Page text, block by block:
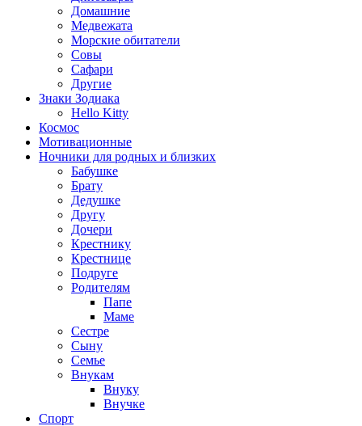
Домашние
Медвежата
Морские обитатели
Совы
Сафари
Другие
Знаки Зодиака
Hello Kitty
Космос
Мотивационные
Ночники для родных и близких
Бабушке
Брату
Дедушке
Другу
Дочери
Крестнику
Крестнице
Подруге
Родителям
Папе
Маме
Сестре
Сыну
Семье
Внукам
Внуку
Внучке
Спорт